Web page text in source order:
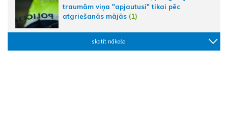
traumām viņa "apjautusi" tikai pēc
atgriešanās mājās (1)
skatīt nākošo